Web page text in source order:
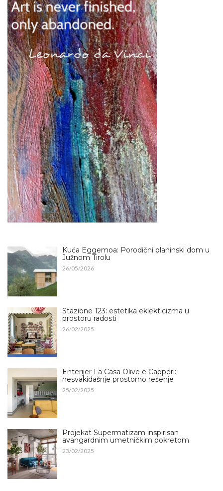
Kuća Eggemoa: Porodični planinski dom u
Južnom Tirolu
26/05/2026
Stazione 123: estetika eklekticizma u
prostoru radosti
26/02/2025
Enterijer La Casa Olive e Capperi:
nesvakidašnje prostorno rešenje
25/02/2025
Projekat Supermatizam inspirisan
avangardnim umetničkim pokretom
23/02/2025